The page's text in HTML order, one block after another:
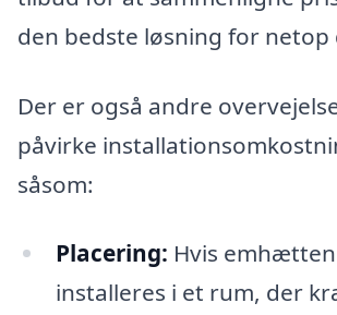
den bedste løsning for netop
Der er også andre
påvirke
såsom:
Placering: Hvis
installeres i et rum, der